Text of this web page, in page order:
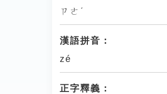
ㄗㄜˊ
漢語拼音：
zé
正字釋義：